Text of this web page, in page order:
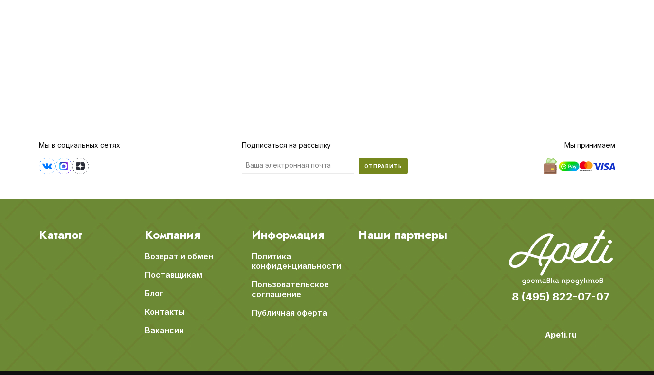
Мы в социальных сетях Подписаться на рассылку
ОТПРАВИТЬ
Мы принимаем
Каталог Компания
Возврат и обмен
Поставщикам
Блог
Контакты
Вакансии
Информация
Политика
конфиденциальности
Пользовательское
соглашение
Публичная оферта
Наши партнеры
8 (495) 822-07-07
Apeti.ru